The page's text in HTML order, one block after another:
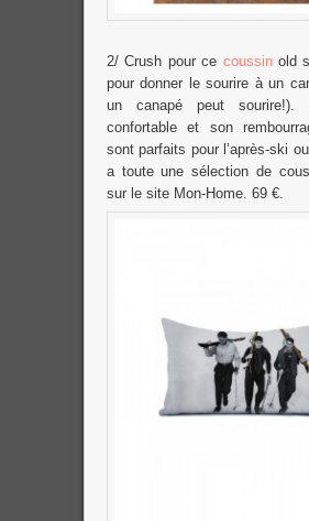
2/ Crush pour ce coussinold
pour donner le sourire à un
un canapé peut sourire!).
confortable et son
sont parfaits pour l’après-ski
a toute une sélection de
sur le site Mon-Home. 69 €.